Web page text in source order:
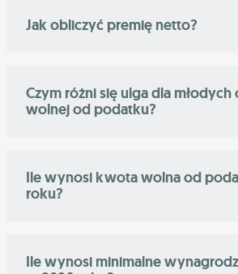
Jak obliczyć premię netto?
Czym różni się ulga dla
wolnej od podatku?
Ile wynosi kwota wolna od
roku?
Ile wynosi minimalne